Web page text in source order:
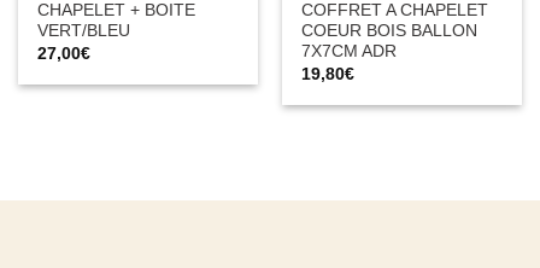
CHAPELET + BOITE
VERT/BLEU
27,00€
COFFRET A CHAPELET
COEUR BOIS BALLON
7X7CM ADR
19,80€